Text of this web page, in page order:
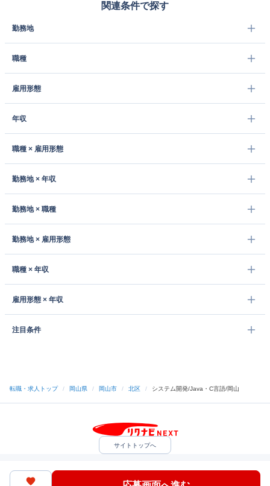
関連条件で探す
勤務地
職種
雇用形態
年収
職種 × 雇用形態
勤務地 × 年収
勤務地 × 職種
勤務地 × 雇用形態
職種 × 年収
雇用形態 × 年収
注目条件
転職・求人トップ / 岡山県 / 岡山市 / 北区 / システム開発/Java・C言語/岡山
サイトトップへ
中途採用をご検討の企業様
ヘルプ・お問い合わせ